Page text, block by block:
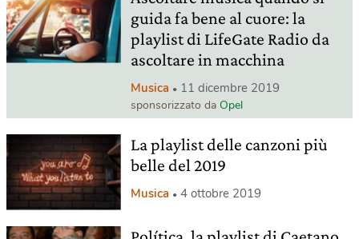
guida fa bene al cuore: la
playlist di LifeGate Radio da
ascoltare in macchina
Musica 11 dicembre 2019
sponsorizzato da Opel
La playlist delle canzoni più
belle del 2019
Musica 4 ottobre 2019